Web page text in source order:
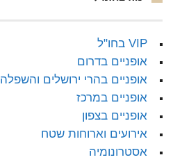
VIP בחו"ל
אופניים בדרום
אופניים בהרי ירושלים והשפלה
אופניים במרכז
אופניים בצפון
אירועים וארוחות שטח
אסטרונומיה